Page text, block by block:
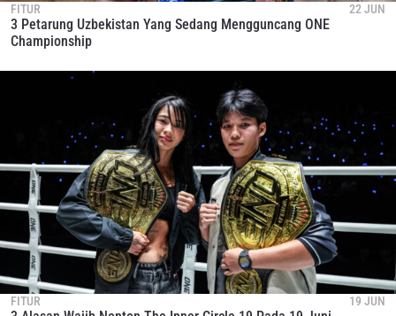
FITUR 22 JUN
3 Petarung Uzbekistan Yang Sedang Mengguncang ONE
Championship
FITUR 19 JUN